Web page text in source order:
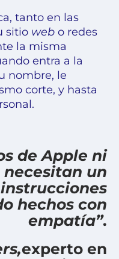
tanto en las
sitio web o redes
la misma
entra a la
nombre, le
corte, y hasta
de Apple ni
un
hechos con
empatía”.
experto en